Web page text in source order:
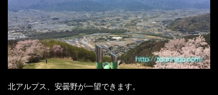
北アルプス、安曇野が一望できます。